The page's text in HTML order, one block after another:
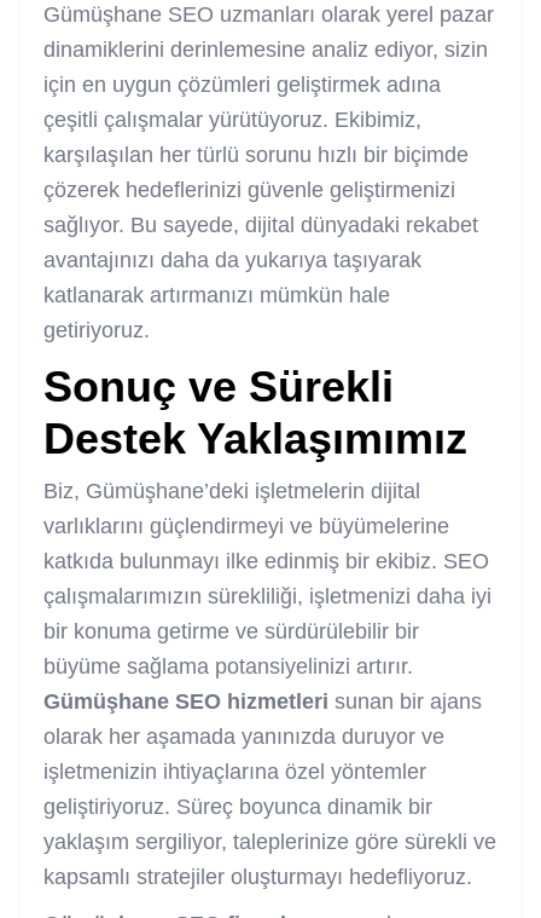
Gümüşhane SEO uzmanları olarak yerel pazar
dinamiklerini derinlemesine analiz ediyor, sizin
için en uygun çözümleri geliştirmek adına
çeşitli çalışmalar yürütüyoruz. Ekibimiz,
karşılaşılan her türlü sorunu hızlı bir biçimde
çözerek hedeflerinizi güvenle geliştirmenizi
sağlıyor. Bu sayede, dijital dünyadaki rekabet
avantajınızı daha da yukarıya taşıyarak
katlanarak artırmanızı mümkün hale
getiriyoruz.
Sonuç ve Sürekli
Destek Yaklaşımımız
Biz, Gümüşhane’deki işletmelerin dijital
varlıklarını güçlendirmeyi ve büyümelerine
katkıda bulunmayı ilke edinmiş bir ekibiz. SEO
çalışmalarımızın sürekliliği, işletmenizi daha iyi
bir konuma getirme ve sürdürülebilir bir
büyüme sağlama potansiyelinizi artırır.
Gümüşhane SEO hizmetleri sunan bir ajans
olarak her aşamada yanınızda duruyor ve
işletmenizin ihtiyaçlarına özel yöntemler
geliştiriyoruz. Süreç boyunca dinamik bir
yaklaşım sergiliyor, taleplerinize göre sürekli ve
kapsamlı stratejiler oluşturmayı hedefliyoruz.